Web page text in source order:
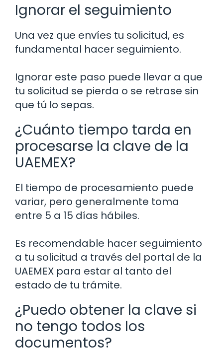
Ignorar el seguimiento
Una vez que envíes tu solicitud, es
fundamental hacer seguimiento.
Ignorar este paso puede llevar a que
tu solicitud se pierda o se retrase sin
que tú lo sepas.
¿Cuánto tiempo tarda en
procesarse la clave de la
UAEMEX?
El tiempo de procesamiento puede
variar, pero generalmente toma
entre 5 a 15 días hábiles.
Es recomendable hacer seguimiento
a tu solicitud a través del portal de la
UAEMEX para estar al tanto del
estado de tu trámite.
¿Puedo obtener la clave si
no tengo todos los
documentos?